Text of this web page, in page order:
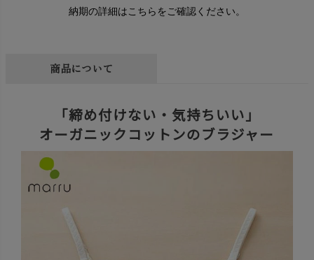
納期の詳細はこちらをご確認ください。
商品について
「締め付けない・気持ちいい」
オーガニックコットンのブラジャー